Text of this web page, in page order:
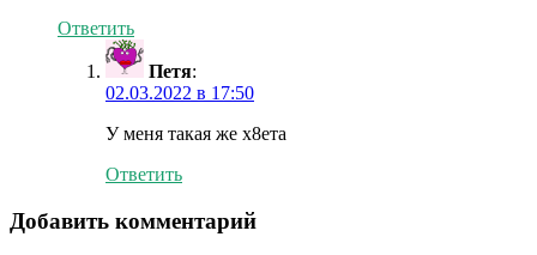
Ответить
Петя:
02.03.2022 в 17:50
У меня такая же х8ета
Ответить
Добавить комментарий